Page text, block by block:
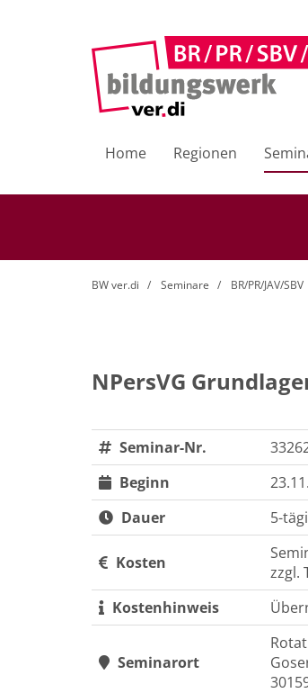
Home Regionen
BW ver.di Seminare BR/PR/JAV/SBV
NPersVG
Seminar-Nr.
Beginn
Dauer
5-
Kosten
zzgl.
Kostenhinweis
Seminarort